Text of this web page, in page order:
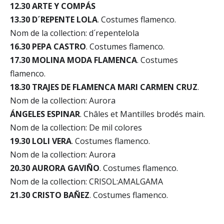
12.30 ARTE Y COMPÁS
13.30 D´REPENTE LOLA. Costumes flamenco.
Nom de la collection: d´repentelola
16.30 PEPA CASTRO. Costumes flamenco.
17.30 MOLINA MODA FLAMENCA. Costumes
flamenco.
18.30 TRAJES DE FLAMENCA MARI CARMEN CRUZ.
Nom de la collection: Aurora
ÁNGELES ESPINAR. Châles et Mantilles brodés main.
Nom de la collection: De mil colores
19.30 LOLI VERA. Costumes flamenco.
Nom de la collection: Aurora
20.30 AURORA GAVIÑO. Costumes flamenco.
Nom de la collection: CRISOL:AMALGAMA
21.30 CRISTO BAÑEZ. Costumes flamenco.